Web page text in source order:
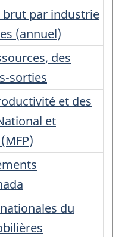
brut par industrie
(annuel)
des
sorties
et des
et
du